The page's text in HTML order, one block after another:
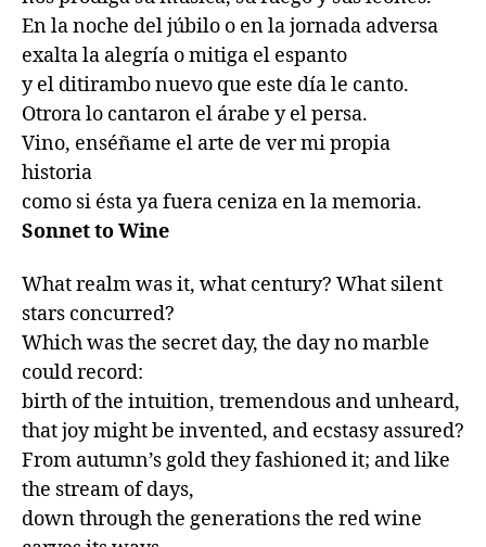
En la noche del júbilo o en la jornada adversa
exalta la alegría o mitiga el espanto
y el ditirambo nuevo que este día le canto.
Otrora lo cantaron el árabe y el persa.
Vino, enséñame el arte de ver mi propia
historia
como si ésta ya fuera ceniza en la memoria.
Sonnet to Wine
What realm was it, what century? What silent
stars concurred?
Which was the secret day, the day no marble
could record:
birth of the intuition, tremendous and unheard,
that joy might be invented, and ecstasy assured?
From autumn’s gold they fashioned it; and like
the stream of days,
down through the generations the red wine